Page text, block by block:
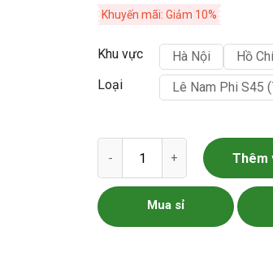
Khuyến mãi: Giảm 10%
Khu vực Hà Nội
Hồ
Loại
Lê Nam Phi S45
Lê Nam Phi số lượng
Thêm
Mua sỉ